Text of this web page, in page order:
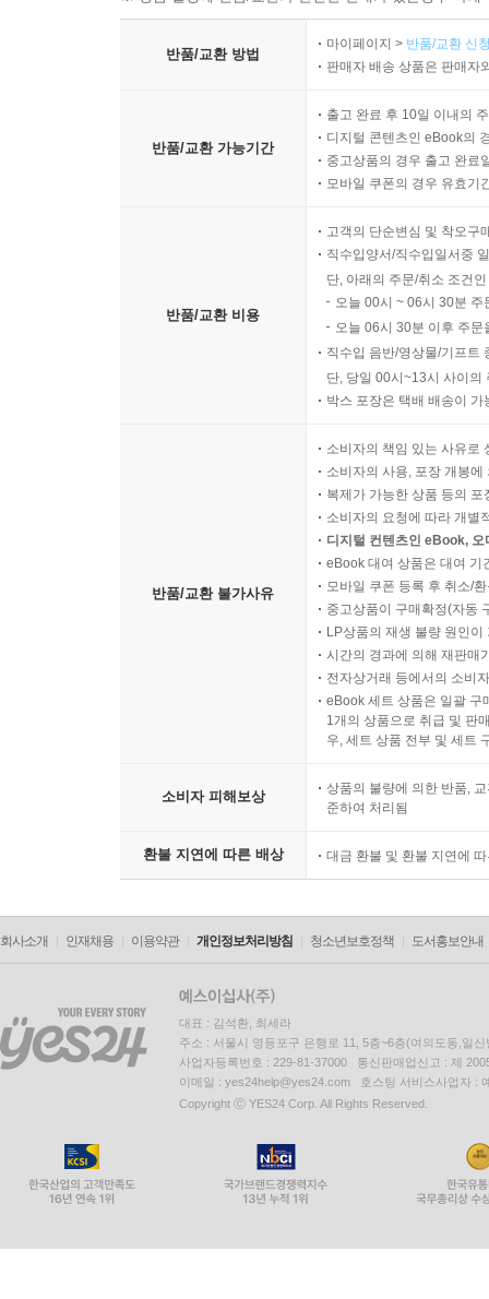
반품/교환 방법
마이페이지 > 반품/교환 신
판매자 배송 상품은 판매자
반품/교환 가능기간
출고 완료 후 10일 이내의
디지털 콘텐츠인 eBook의
중고상품의 경우 출고 완료
모바일 쿠폰의 경우 유효기
반품/교환 비용
고객의 단순변심 및 착오구
직수입양서/직수입일서중
단, 아래의 주문/취소 조건
오늘 00시 ~ 06시 30분
오늘 06시 30분 이후 주
직수입 음반/영상물/기프트
단, 당일 00시~13시 사이의
박스 포장은 택배 배송이
반품/교환 불가사유
소비자의 책임 있는 사유로
소비자의 사용, 포장 개봉
복제가 가능한 상품 등의
소비자의 요청에 따라 개별
디지털 컨텐츠인 eBook,
eBook 대여 상품은 대여 기
모바일 쿠폰 등록 후 취소/
중고상품이 구매확정(자동
LP상품의 재생 불량 원인
시간의 경과에 의해 재판매
전자상거래 등에서의 소비
eBook 세트 상품은 일괄 구
1개의 상품으로 취급 및 판
우, 세트 상품 전부 및 세트
소비자 피해보상
상품의 불량에 의한 반품,
준하여 처리됨
환불 지연에 따른 배상 대금 환불 및 환불 지연에
회사소개 인재채용 이용약관 개인정보처리방침 청소년보호정책 도서홍보안내
대표 : 김석환, 최세라
주소 : 서울시 영등포구 은행로 11, 5층~6층(여의도동,일신
사업자등록번호 : 229-81-37000 통신판매업신고 : 제
이메일 : yes24help@yes24.com 호스팅 서비스사업자 :
Copyright ⓒ YES24 Corp. All Rights Reserved.